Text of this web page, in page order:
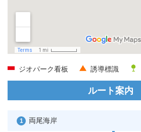
ジオパーク看板 誘導標識
ルート案内
1 両尾海岸